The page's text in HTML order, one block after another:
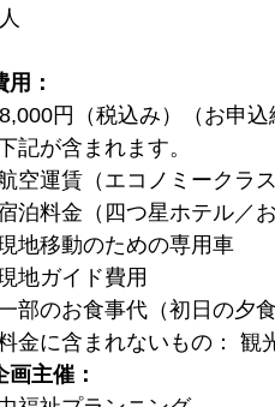
用：
円（税込み）（お申込
記が含まれます。
航空運賃（エコノミークラ
宿泊料金（四つ星ホテル／
地移動のための専用車
地ガイド費用
部のお食事代（初日の夕
金に含まれないもの： 観
画主催：